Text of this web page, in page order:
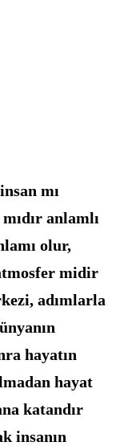
mı
anlamlı
olur,
midir
adımlarla
hayatın
hayat
katandır
insanın